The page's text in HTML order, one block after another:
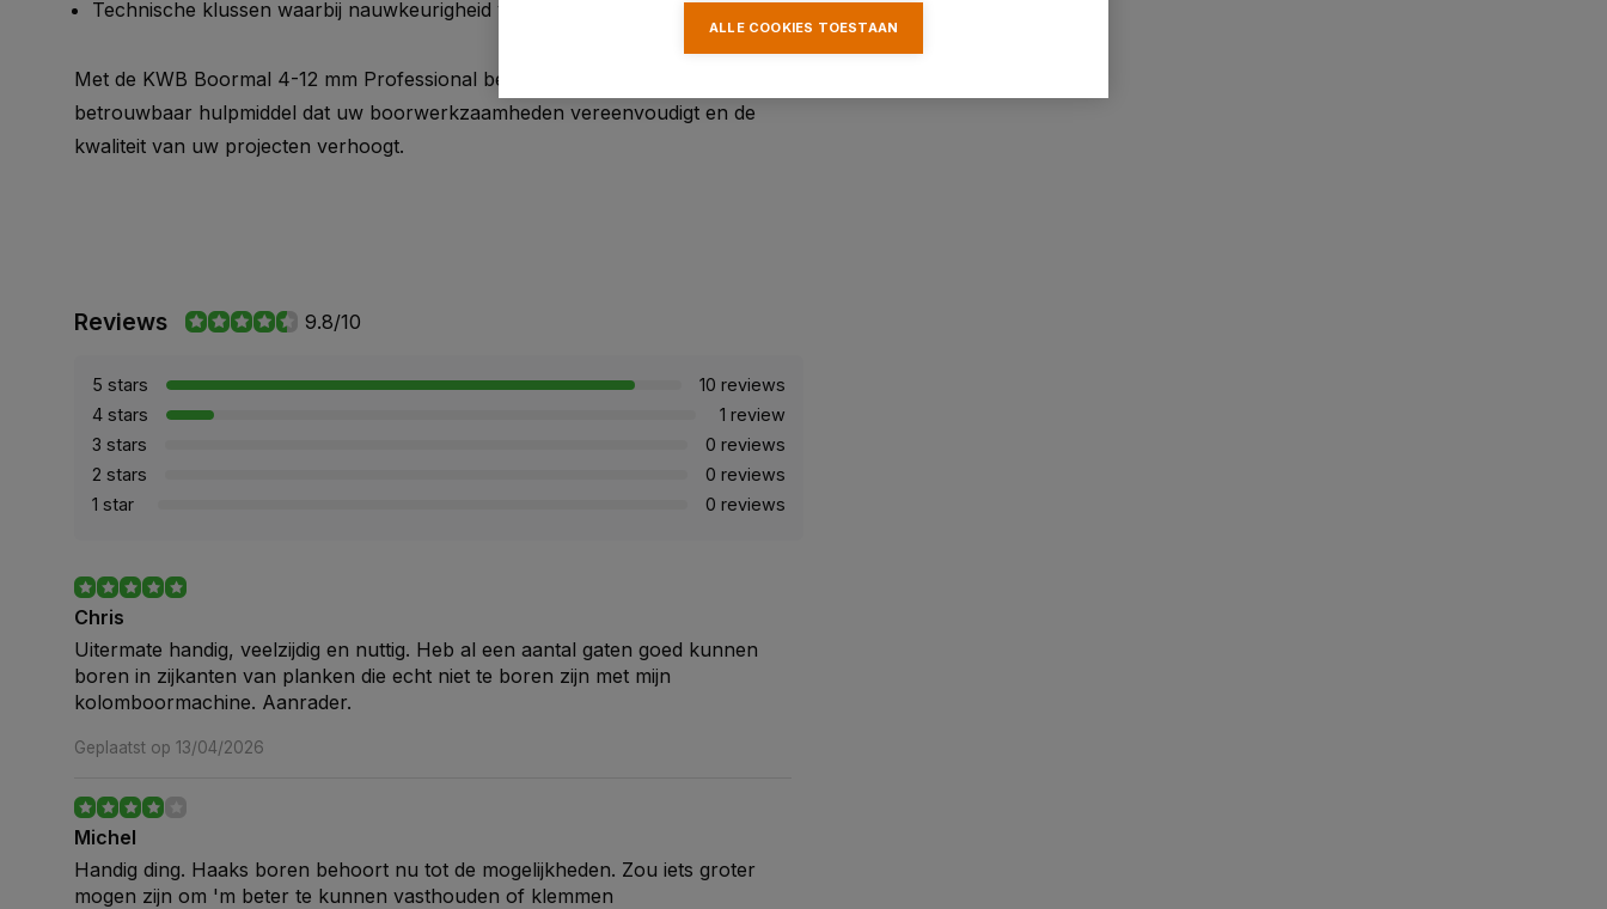
Technische klussen waarbij nauwkeurigheid vereist is.
Met de KWB Boormal 4-12 mm Professional bent u verzekerd van een
betrouwbaar hulpmiddel dat uw boorwerkzaamheden vereenvoudigt en de
kwaliteit van uw projecten verhoogt.
Reviews 9.8/10
5 stars
10 reviews
4 stars
1 review
3 stars
0 reviews
2 stars
0 reviews
1 star
0 reviews
Chris
Uitermate handig, veelzijdig en nuttig. Heb al een aantal gaten goed kunnen
boren in zijkanten van planken die echt niet te boren zijn met mijn
kolomboormachine. Aanrader.
Geplaatst op 13/04/2026
Michel
Handig ding. Haaks boren behoort nu tot de mogelijkheden. Zou iets groter
mogen zijn om 'm beter te kunnen vasthouden of klemmen
ALLE COOKIES TOESTAAN